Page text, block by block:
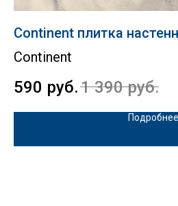
Continent плитка
Continent
590 руб.1 390 руб.
Подробнее